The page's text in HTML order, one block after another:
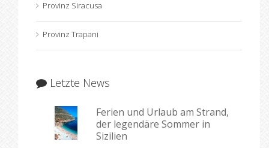
Provinz Siracusa
Provinz Trapani
Letzte News
Ferien und Urlaub am Strand,
der legendäre Sommer in
Sizilien